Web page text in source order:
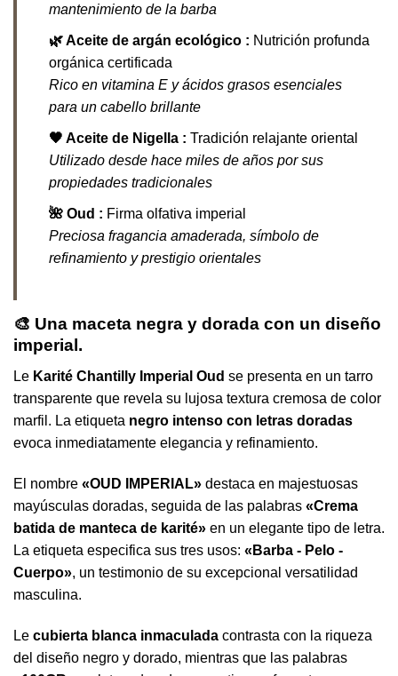
mantenimiento de la barba
🌿 Aceite de argán ecológico : Nutrición profunda
orgánica certificada
Rico en vitamina E y ácidos grasos esenciales
para un cabello brillante
🖤 Aceite de Nigella : Tradición relajante oriental
Utilizado desde hace miles de años por sus
propiedades tradicionales
🌺 Oud : Firma olfativa imperial
Preciosa fragancia amaderada, símbolo de
refinamiento y prestigio orientales
🎨 Una maceta negra y dorada con un diseño
imperial.
Le Karité Chantilly Imperial Oud se presenta en un tarro
transparente que revela su lujosa textura cremosa de color
marfil. La etiqueta negro intenso con letras doradas
evoca inmediatamente elegancia y refinamiento.
El nombre «OUD IMPERIAL» destaca en majestuosas
mayúsculas doradas, seguida de las palabras «Crema
batida de manteca de karité» en un elegante tipo de letra.
La etiqueta especifica sus tres usos: «Barba - Pelo -
Cuerpo», un testimonio de su excepcional versatilidad
masculina.
Le cubierta blanca inmaculada contrasta con la riqueza
del diseño negro y dorado, mientras que las palabras